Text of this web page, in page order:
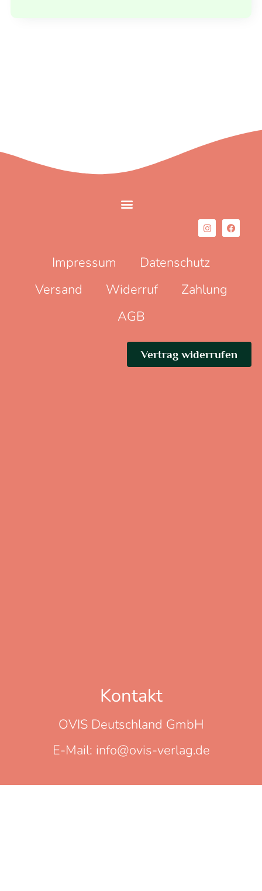
Kontakt
OVIS Deutschland GmbH
E-Mail: info@ovis-verlag.de
Impressum
Datenschutz
Versand
Widerruf
Zahlung
AGB
Vertrag widerrufen